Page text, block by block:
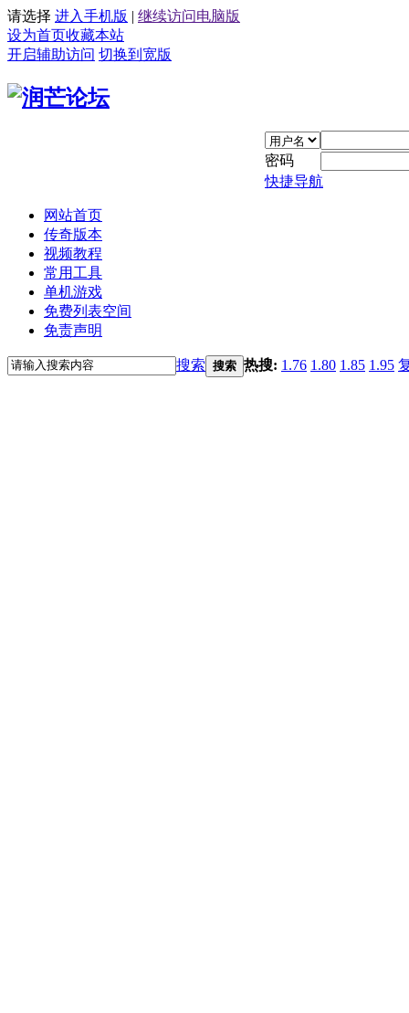
请选择 进入手机版 | 继续访问电脑版
设为首页收藏本站
开启辅助访问 切换到宽版
密码
快捷导航
网站首页
传奇版本
视频教程
常用工具
单机游戏
免费列表空间
免责声明
搜索 搜索 热搜: 1.76 1.80 1.85 1.95